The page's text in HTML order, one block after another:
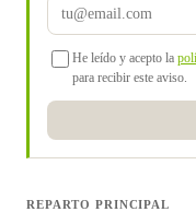
He leído y acepto la
para recibir este aviso.
REPARTO PRINCIPAL